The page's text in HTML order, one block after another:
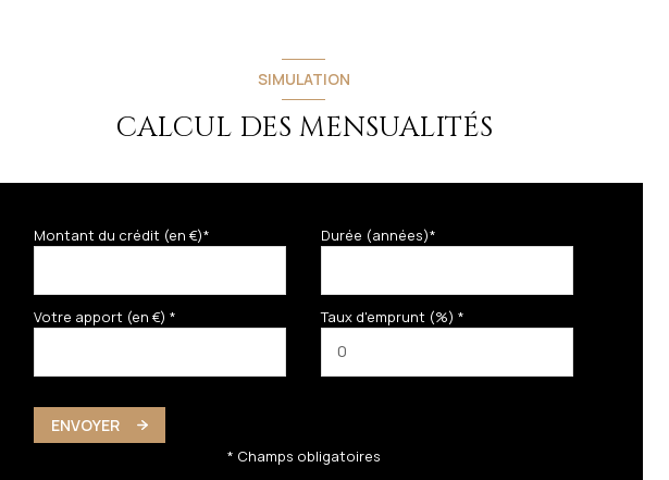
SIMULATION
CALCUL DES MENSUALITÉS
Montant du crédit (en €)* Durée (années)*
Votre apport (en €) * Taux d'emprunt (%) *
ENVOYER
* Champs obligatoires